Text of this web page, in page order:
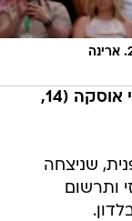
ההדחה הכי מוקדמת שלה מאז רולאן גארוס 2022. ארינה
ארינה סבאלנקה (1, בלארוס) - נאומי אוסקה (14,
שניצחה
ותרשום